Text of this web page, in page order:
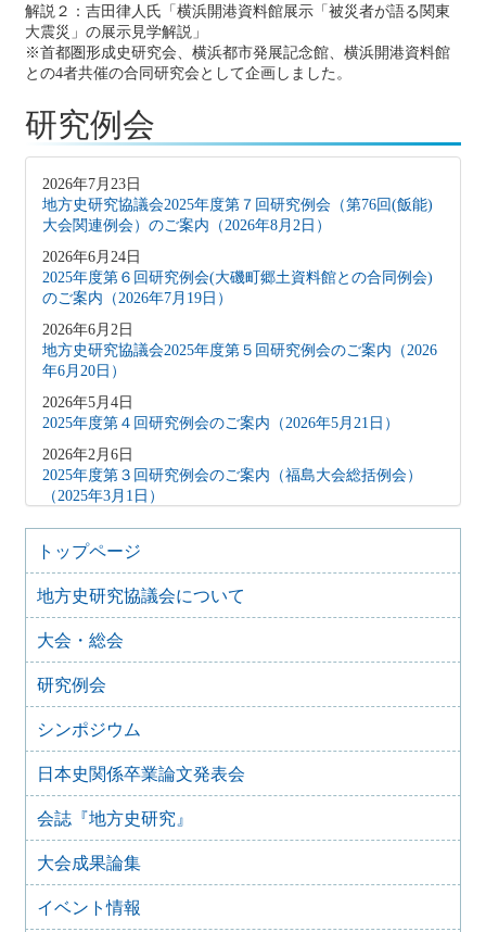
解説２：吉田律人氏「横浜開港資料館展示「被災者が語る関東
大震災」の展示見学解説」
※首都圏形成史研究会、横浜都市発展記念館、横浜開港資料館
との4者共催の合同研究会として企画しました。
研究例会
2026年7月23日
地方史研究協議会2025年度第７回研究例会（第76回(飯能)
大会関連例会）のご案内（2026年8月2日）
2026年6月24日
2025年度第６回研究例会(大磯町郷土資料館との合同例会)
のご案内（2026年7月19日）
2026年6月2日
地方史研究協議会2025年度第５回研究例会のご案内（2026
年6月20日）
2026年5月4日
2025年度第４回研究例会のご案内（2026年5月21日）
2026年2月6日
2025年度第３回研究例会のご案内（福島大会総括例会）
（2025年3月1日）
2025年12月5日
2025年度第２回研究例会のご案内（伊予史談会との合同例
会）（2026年１月11日）
2025年10月7日
2025年度第１回研究例会のご案内（加能地域史研究会との
合同例会）（2025年11月8日）
2025年9月3日
2024年度第8回研究例会のご案内（2025年9月27日）
2025年6月5日
20日）
2025年6月5日
2024年度第6回研究例会（2025年7月12日）
2025年5月12日
2024年度第5回研究例会（2025年5月30日）
2025年2月27日
トップページ
地方史研究協議会について
大会・総会
研究例会
シンポジウム
日本史関係卒業論文発表会
会誌『地方史研究』
大会成果論集
イベント情報